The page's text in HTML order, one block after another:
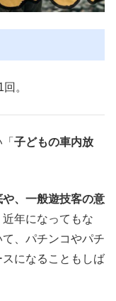
回。
子どもの車内放
、一般遊技客の意
年になってもな
、パチンコやパチ
になることもしば